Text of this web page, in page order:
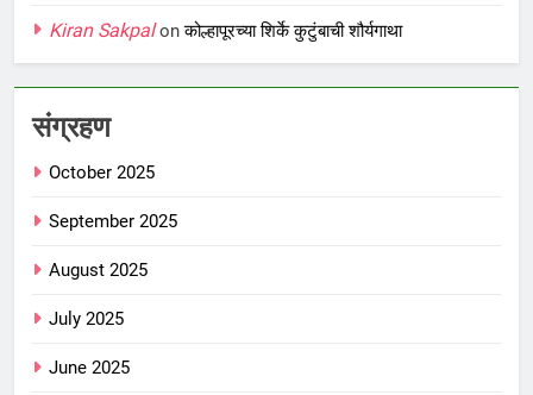
Kiran Sakpalonकोल्हापूरच्या शिर्के कुटुंबाची शौर्यगाथा
संग्रहण
October 2025
September 2025
August 2025
July 2025
June 2025